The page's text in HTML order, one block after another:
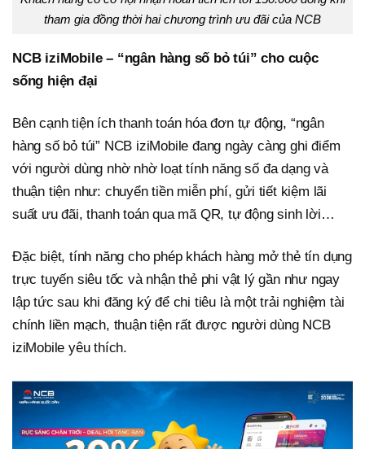
tham gia đồng thời hai chương trình ưu đãi của NCB
NCB iziMobile – “ngân hàng số bỏ túi” cho cuộc
sống hiện đại
Bên cạnh tiện ích thanh toán hóa đơn tự động, “ngân
hàng số bỏ túi” NCB iziMobile đang ngày càng ghi điểm
với người dùng nhờ nhờ loạt tính năng số đa dạng và
thuận tiện như: chuyển tiền miễn phí, gửi tiết kiệm lãi
suất ưu đãi, thanh toán qua mã QR, tự động sinh lời…
Đặc biệt, tính năng cho phép khách hàng mở thẻ tín dụng
trực tuyến siêu tốc và nhận thẻ phi vật lý gần như ngay
lập tức sau khi đăng ký để chi tiêu là một trải nghiệm tài
chính liền mạch, thuận tiện rất được người dùng NCB
iziMobile yêu thích.